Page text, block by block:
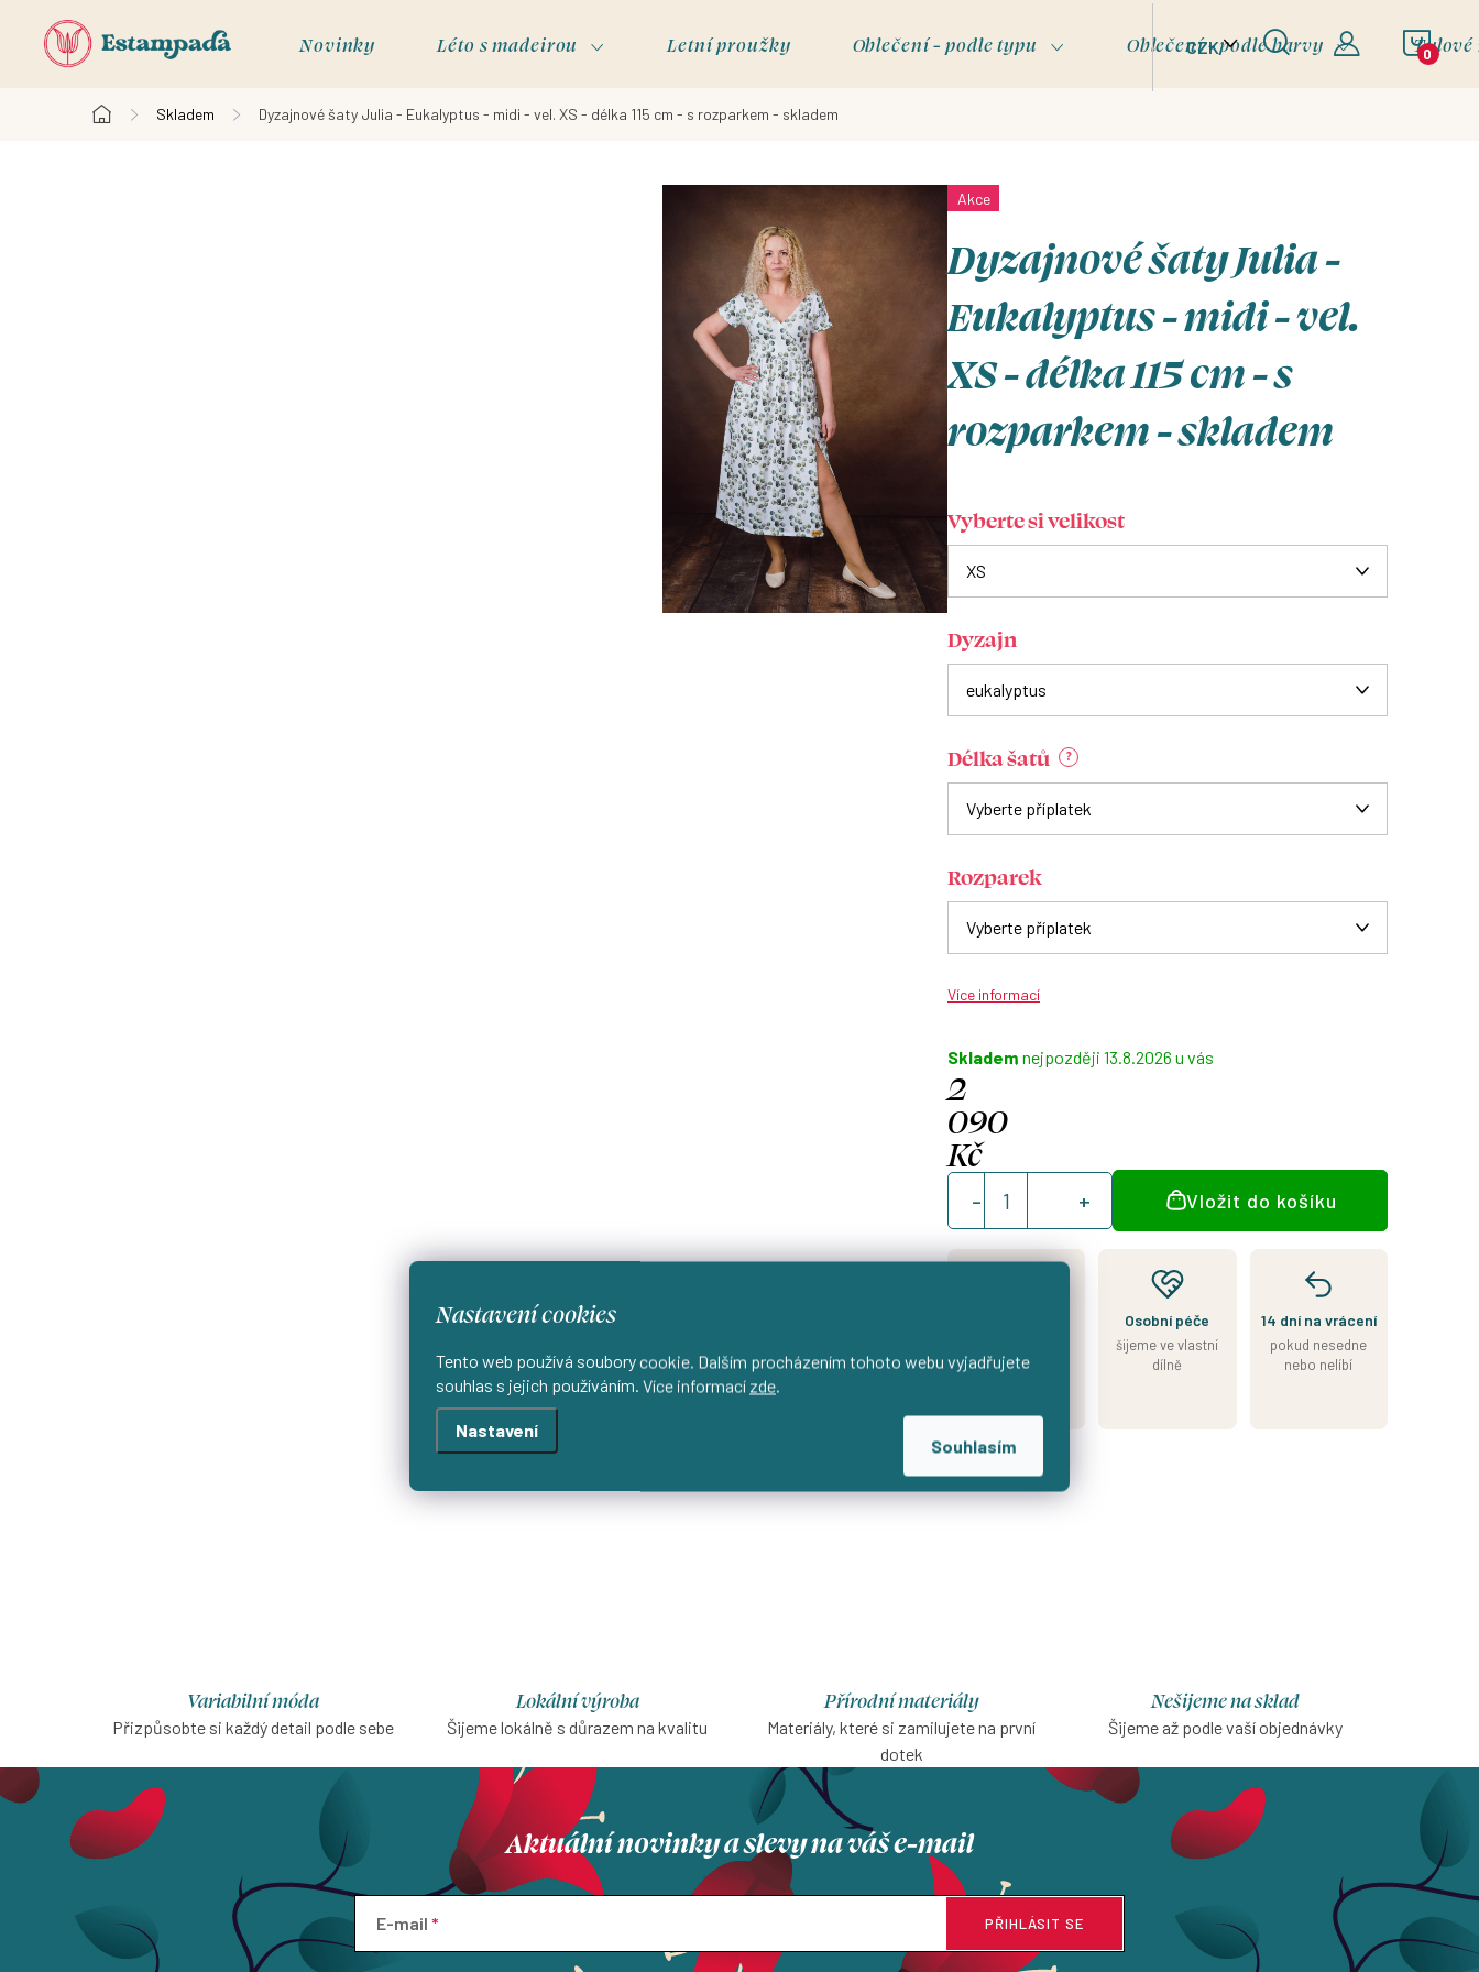
Nastavení cookies
Tento web používá soubory cookie. Dalším procházením tohoto webu vyjadřujete
souhlas s jejich používáním. Více informací zde.
Nastavení
Souhlasím
CZK
Novinky Léto s madeirou Letní proužky Oblečení - podle typu Oblečení - podle barvy
Domů
Skladem Dyzajnové šaty Julia - Eukalyptus - midi - vel. XS - délka 115 cm - s rozparkem - skladem
Akce
Dyzajnové šaty Julia -
Eukalyptus - midi - vel.
XS - délka 115 cm - s
rozparkem - skladem
Vyberte si velikost
Dyzajn
Délka šatů ?
Rozparek
Více informací
Skladem 13.8.2026
2
090
Kč
Měrná
cena:
Vložit do košíku
Odesíláme do 2
Osobní péče
šijeme ve vlastní
dílně
14 dní na vrácení
pokud nesedne
nebo nelíbí
Variabilní móda
Přizpůsobte si každý detail podle sebe
Lokální výroba
Šijeme lokálně s důrazem na kvalitu
Přírodní materiály
Materiály, které si zamilujete na první
dotek
Nešijeme na sklad
Šijeme až podle vaší objednávky
Aktuální novinky a slevy na váš e-mail
E-mail PŘIHLÁSIT SE